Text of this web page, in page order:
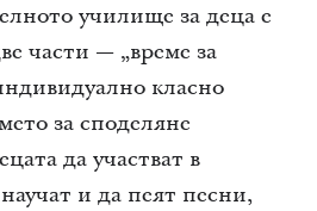
училище за деца е
части — „време за
класно
за споделяне
да участват в
и да пеят песни,